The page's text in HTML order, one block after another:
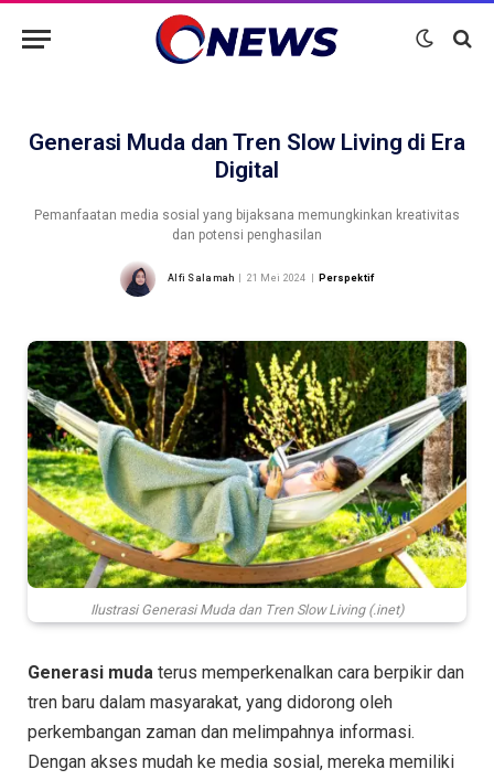
Generasi Muda dan Tren Slow Living di Era
Digital
Pemanfaatan media sosial yang bijaksana memungkinkan kreativitas
dan potensi penghasilan
Alfi Salamah 21 Mei 2024 Perspektif
Ilustrasi Generasi Muda dan Tren Slow Living (.inet)
Generasi muda terus memperkenalkan cara berpikir dan
tren baru dalam masyarakat, yang didorong oleh
perkembangan zaman dan melimpahnya informasi.
Dengan akses mudah ke media sosial, mereka memiliki